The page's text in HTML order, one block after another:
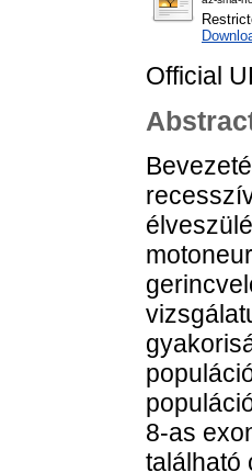
Official
8-as
található